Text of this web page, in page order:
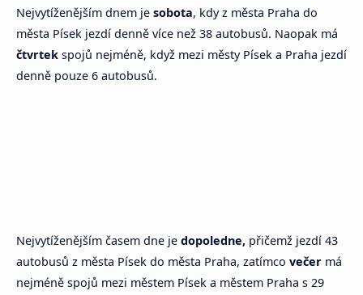
Nejvytíženějším dnem je sobota, kdy z města Praha do
města Písek jezdí denně více než 38 autobusů. Naopak má
čtvrtek spojů nejméně, když mezi městy Písek a Praha jezdí
denně pouze 6 autobusů.
Nejvytíženějším časem dne je dopoledne, přičemž jezdí 43
autobusů z města Písek do města Praha, zatímco večer má
nejméně spojů mezi městem Písek a městem Praha s 29